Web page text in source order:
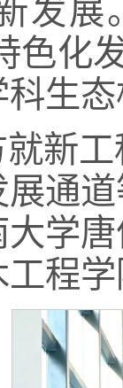
发展
色化
生
新
通
大学
程